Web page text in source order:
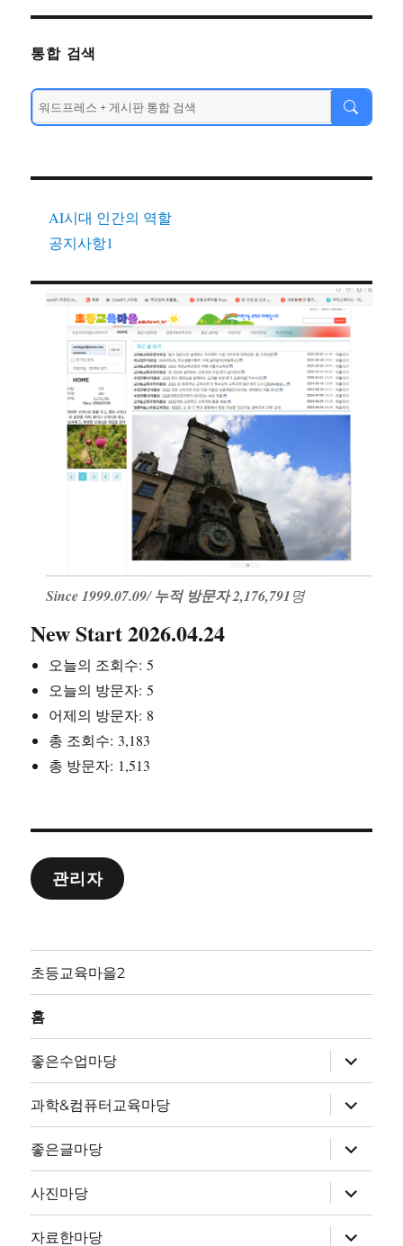
통합 검색
AI시대 인간의 역할
공지사항1
Since 1999.07.09/누적 방문자 2,176,791명
New Start 2026.04.24
오늘의 조회수:5
오늘의 방문자:5
어제의 방문자: 8
총 조회수: 3,183
총 방문자: 1,513
관리자
초등교육마을2
홈
좋은수업마당
위
메
뉴
확
장
과학&컴퓨터교육마당
위
메
뉴
확
장
좋은글마당
위
메
뉴
확
장
사진마당
위
메
뉴
자료한마당